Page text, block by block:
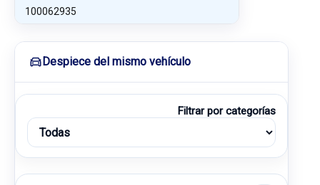
100062935
Despiece del mismo vehículo
Filtrar por categorías